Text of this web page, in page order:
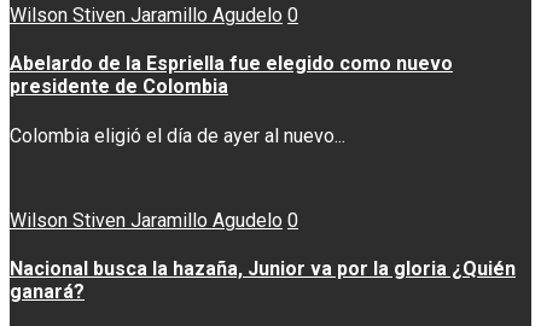
Wilson Stiven Jaramillo Agudelo 0
Abelardo de la Espriella fue elegido como nuevo
presidente de Colombia
Colombia eligió el día de ayer al nuevo...
Wilson Stiven Jaramillo Agudelo 0
Nacional busca la hazaña, Junior va por la gloria ¿Quién
ganará?